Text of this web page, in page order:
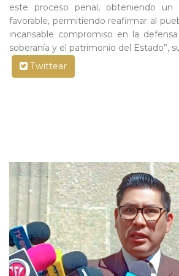
este proceso penal, obteniendo un
favorable, permitiendo reafirmar al
incansable compromiso en la
soberanía y el patrimonio del Estado”,
Twittear